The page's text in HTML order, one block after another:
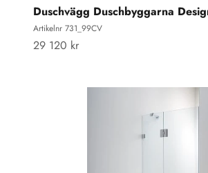
Duschvägg Duschbyggarna
Artikelnr 731_99CV
REA-pris
29 120 kr